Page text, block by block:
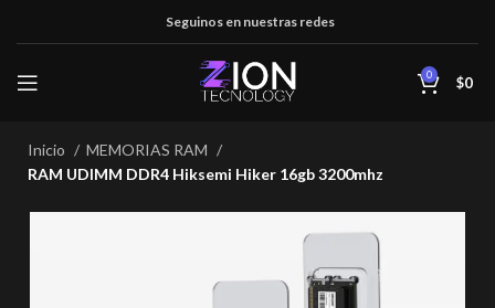
Seguinos en nuestras redes
0 $0
Inicio
MEMORIAS RAM
RAM UDIMM DDR4 Hiksemi Hiker 16gb 3200mhz